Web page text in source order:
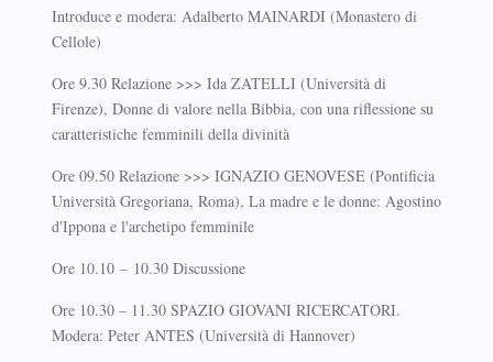
Introduce e modera: Adalberto MAINARDI (Monastero di
Cellole)
Ore 9.30 Relazione >>> Ida ZATELLI (Università di
Firenze), Donne di valore nella Bibbia, con una riflessione su
caratteristiche femminili della divinità
Ore 09.50 Relazione >>> IGNAZIO GENOVESE (Pontificia
Università Gregoriana, Roma), La madre e le donne: Agostino
d'Ippona e l'archetipo femminile
Ore 10.10 – 10.30 Discussione
Ore 10.30 – 11.30 SPAZIO GIOVANI RICERCATORI.
Modera: Peter ANTES (Università di Hannover)